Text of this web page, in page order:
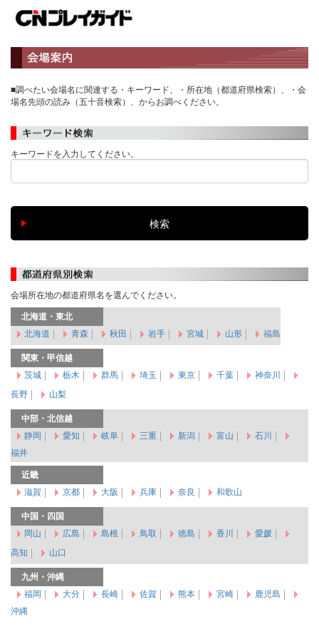
■調べたい会場名に関連する・キーワード、・所在地（都道府県検索）、・会
場名先頭の読み（五十音検索）、からお調べください。
キーワードを入力してください。
会場所在地の都道府県名を選んでください。
北海道・東北
北海道
青森 秋田 岩手 宮城 山形 福島
関東・甲信越
茨城
栃木 群馬 埼玉 東京 千葉
神奈川
長野
山梨
中部・北信越
静岡
愛知 岐阜 三重 新潟 富山
石川
福井
近畿
滋賀
京都 大阪 兵庫 奈良 和歌山
中国・四国
岡山
広島 島根 鳥取 徳島 香川
愛媛
高知
山口
九州・沖縄
福岡
大分 長崎 佐賀 熊本 宮崎
鹿児島
沖縄